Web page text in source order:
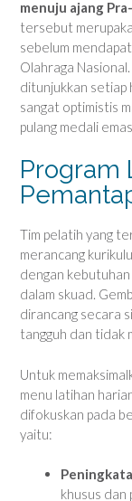
menuju ajang
tersebut
sebelum
Olahraga
ditunjukkan setiap
sangat optimistis
pulang medali
Program
Tim pelatih yang
merancang
dengan
dalam skuad.
dirancang secara
tangguh dan tidak
Untuk
menu latihan
difokuskan pada
yaitu:
khusus dan